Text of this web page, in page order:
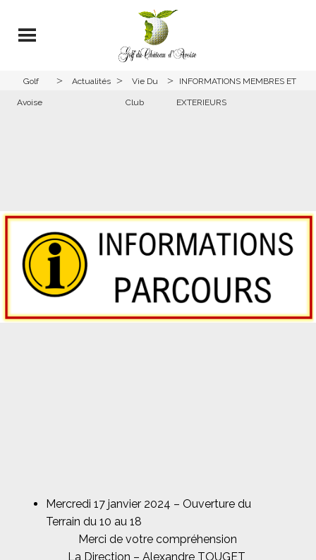
Golf
Avoise
> Actualités > Vie Du
Club
> INFORMATIONS MEMBRES ET
EXTERIEURS
Mercredi 17 janvier 2024 – Ouverture du
Terrain du 10 au 18
Merci de votre compréhension
La Direction – Alexandre TOUGET